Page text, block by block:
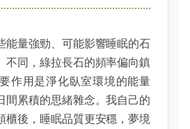
能量強勁、可能影響睡眠的石
不同，綠拉長石的頻率偏向鎮
作用是淨化臥室環境的能量
間累積的思緒雜念。我自己的
櫃後，睡眠品質更安穩，夢境